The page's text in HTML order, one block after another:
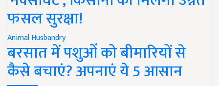
फसल सुरक्षा!
Animal Husbandry
बरसात में पशुओं को बीमारियों से
कैसे बचाएं? अपनाएं ये 5 आसान